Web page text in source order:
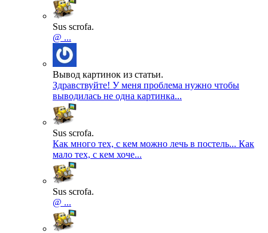
Sus scrofa.
@ ...
Вывод картинок из статьи.
Здравствуйте! У меня проблема нужно чтобы
выводилась не одна картинка...
Sus scrofa.
Как много тех, с кем можно лечь в постель... Как
мало тех, с кем хоче...
Sus scrofa.
@ ...